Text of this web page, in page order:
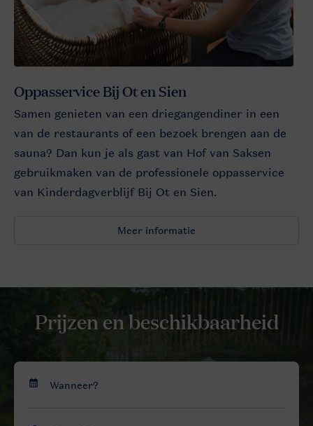
Oppasservice Bij Ot en Sien
Samen genieten van een driegangendiner in een
van de restaurants of een bezoek brengen aan de
sauna? Dan kun je als gast van Hof van Saksen
gebruikmaken van de professionele oppasservice
van Kinderdagverblijf Bij Ot en Sien.
Meer informatie
Prijzen en beschikbaarheid